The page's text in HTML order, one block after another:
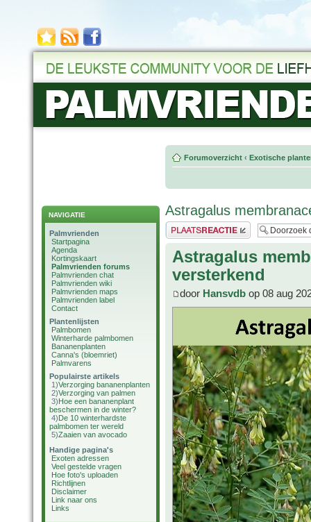
NAVIGATIE
Palmvrienden
Startpagina
Agenda
Kortingskaart
Palmvrienden forums
Palmvrienden chat
Palmvrienden wiki
Palmvrienden maps
Palmvrienden label
Contact
Plantenlijsten
Palmbomen
Winterharde palmbomen
Bananenplanten
Canna's (bloemriet)
Palmvarens
Populairste artikels
1)Verzorging bananenplanten
2)Verzorging van palmen
3)Hoe een bananenplant
beschermen in de winter?
4)De 10 winterhardste
palmbomen ter wereld
5)Zaaien van avocado
Handige pagina's
Exoten adressen
Veel gestelde vragen
Hoe foto's uploaden
Richtlijnen
Disclaimer
Link naar ons
Links
Forumoverzicht ‹ Exotische
Astragalus
Plaats een reactie
Astragalus
versterkend
door Hansvdb op 08 aug